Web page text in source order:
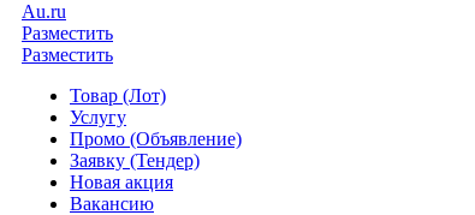
Au.ru
Разместить
Разместить
Товар (Лот)
Услугу
Промо (Объявление)
Заявку (Тендер)
Новая акция
Вакансию